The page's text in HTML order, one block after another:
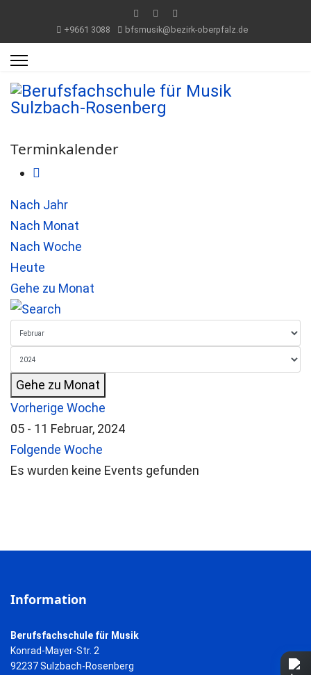
+9661 3088 bfsmusik@bezirk-oberpfalz.de
Terminkalender
Nach Jahr
Nach Monat
Nach Woche
Heute
Gehe zu Monat
Gehe zu Monat
Vorherige Woche
05 - 11 Februar, 2024
Folgende Woche
Es wurden keine Events gefunden
Information
Berufsfachschule für Musik
Konrad-Mayer-Str. 2
92237 Sulzbach-Rosenberg